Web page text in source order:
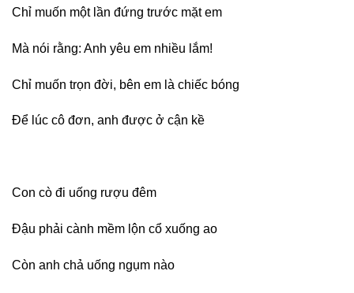
Chỉ muốn một lần đứng trước mặt em
Mà nói rằng: Anh yêu em nhiều lắm!
Chỉ muốn trọn đời, bên em là chiếc bóng
Để lúc cô đơn, anh được ở cận kề
Con cò đi uống rượu đêm
Đậu phải cành mềm lộn cổ xuống ao
Còn anh chả uống ngụm nào